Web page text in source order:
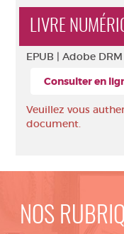
LIVRE
EPUB | Adobe DRM
Consulter en
Veuillez vous
document.
NOS